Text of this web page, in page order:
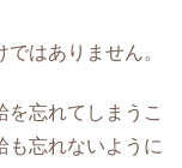
はありません。
忘れてしまうこ
も忘れないように